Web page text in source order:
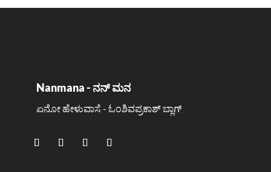
Nanmana - ನನ್ ಮನ
ಏನೋ ಹೇಳುವಾಸೆ - ಓಂಶಿವಪ್ರಕಾಶ್ ಬ್ಲಾಗ್